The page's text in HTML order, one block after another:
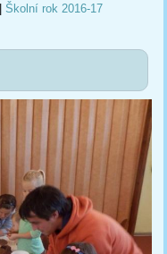
Školní rok 2016-17